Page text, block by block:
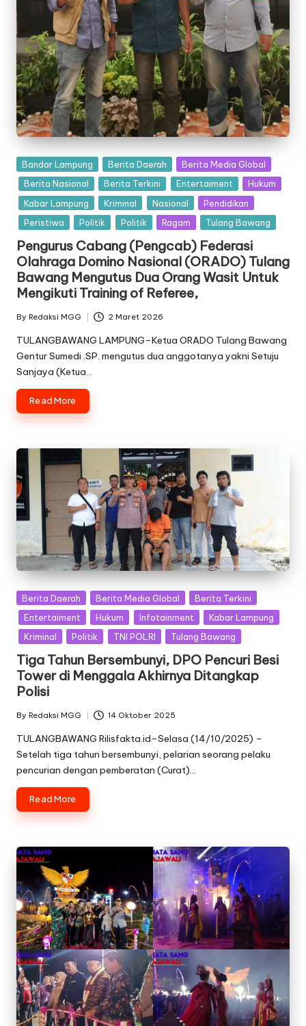
Posted
in
Bandar Lampung Berita Daerah
Berita Media Global
Berita Nasional
Berita Terkini Entertaiment
Hukum
Kabar Lampung
Kriminal Nasional
Pendidikan
Peristiwa
Politik Politik Ragam Tulang Bawang
Pengurus Cabang (Pengcab) Federasi
Olahraga Domino Nasional (ORADO) Tulang
Bawang Mengutus Dua Orang Wasit Untuk
Mengikuti Training of Referee,
Posted
by
By Redaksi MGG 2 Maret 2026
TULANGBAWANG LAMPUNG–Ketua ORADO Tulang Bawang
Gentur Sumedi .SP. mengutus dua anggotanya yakni Setuju
Sanjaya (Ketua…
Read More
Posted
in
Berita Daerah Berita Media Global
Berita Terkini
Entertaiment
Hukum Infotainment
Kabar Lampung
Kriminal
Politik TNI POLRI Tulang Bawang
Tiga Tahun Bersembunyi, DPO Pencuri Besi
Tower di Menggala Akhirnya Ditangkap
Polisi
Posted
by
By Redaksi MGG 14 Oktober 2025
TULANGBAWANG Rilisfakta.id–Selasa (14/10/2025) –
Setelah tiga tahun bersembunyi, pelarian seorang pelaku
pencurian dengan pemberatan (Curat)…
Read More